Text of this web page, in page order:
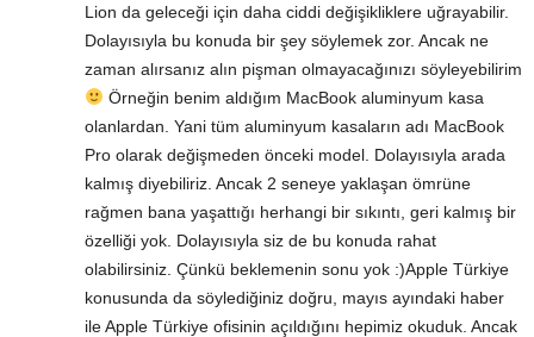
Lion da geleceği için daha ciddi değişikliklere uğrayabilir.
Dolayısıyla bu konuda bir şey söylemek zor. Ancak ne
zaman alırsanız alın pişman olmayacağınızı söyleyebilirim
Örneğin benim aldığım MacBook aluminyum kasa
olanlardan. Yani tüm aluminyum kasaların adı MacBook
Pro olarak değişmeden önceki model. Dolayısıyla arada
kalmış diyebiliriz. Ancak 2 seneye yaklaşan ömrüne
rağmen bana yaşattığı herhangi bir sıkıntı, geri kalmış bir
özelliği yok. Dolayısıyla siz de bu konuda rahat
olabilirsiniz. Çünkü beklemenin sonu yok :)Apple Türkiye
konusunda da söylediğiniz doğru, mayıs ayındaki haber
ile Apple Türkiye ofisinin açıldığını hepimiz okuduk. Ancak